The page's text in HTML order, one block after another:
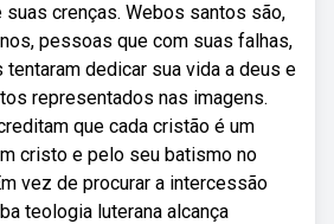
suas crenças. Webos santos são,
pessoas que com suas falhas,
dedicar sua vida a deus e
representados nas imagens.
que cada cristão é um
cristo e pelo seu batismo no
vez de procurar a intercessão
teologia luterana alcança